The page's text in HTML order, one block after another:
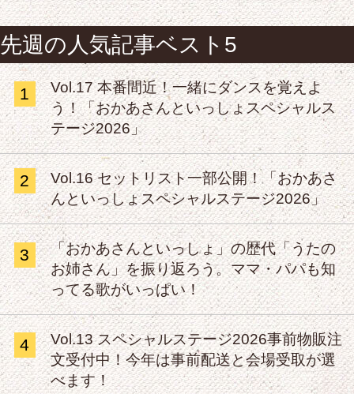
先週の人気記事ベスト5
1
Vol.17 本番間近！一緒にダンスを覚えよ
う！「おかあさんといっしょスペシャルス
テージ2026」
2
Vol.16 セットリスト一部公開！「おかあさ
んといっしょスペシャルステージ2026」
3
「おかあさんといっしょ」の歴代「うたの
お姉さん」を振り返ろう。ママ・パパも知
ってる歌がいっぱい！
4
Vol.13 スペシャルステージ2026事前物販注
文受付中！今年は事前配送と会場受取が選
べます！